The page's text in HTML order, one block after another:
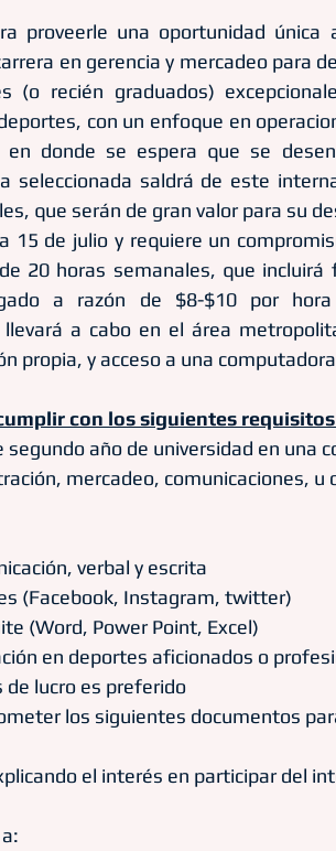
proveerle una oportunidad única
en gerencia y mercadeo para
(o recién graduados)
con un enfoque en
en donde se espera que se
seleccionada saldrá de este
que serán de gran valor para su
15 de julio y requiere un
20 horas semanales, que incluirá
a razón de $8-$10 por
a cabo en el área
propia, y acceso a una
con los siguientes requisitos
año de universidad en una
mercadeo, comunicaciones, u
verbal y escrita
(Facebook, Instagram, twitter)
(Word, Power Point, Excel)
en deportes aficionados o
de lucro es preferido
los siguientes documentos
el interés en participar del